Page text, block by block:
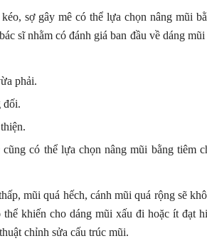
sợ gây mê có thể lựa chọn nâng mũi
sĩ nhằm có đánh giá ban đầu về dáng mũi
phải.
đối.
có thể lựa chọn nâng mũi bằng tiêm
mũi quá hếch, cánh mũi quá rộng sẽ
khiến cho dáng mũi xấu đi hoặc ít đạt
chỉnh sửa cấu trúc mũi.